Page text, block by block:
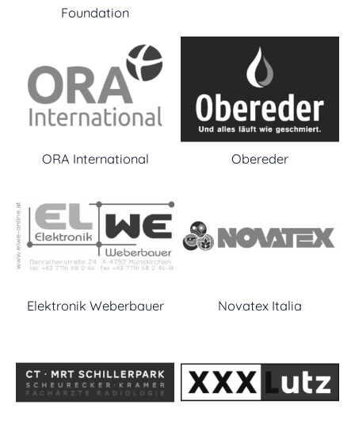
Foundation
ORA International Obereder
Elektronik Weberbauer Novatex Italia